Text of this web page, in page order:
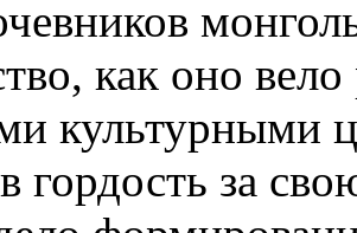
как оно
культурными
гордость за